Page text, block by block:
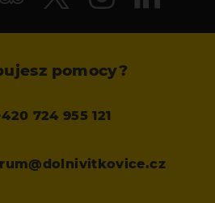
pomocy?
724 955 121